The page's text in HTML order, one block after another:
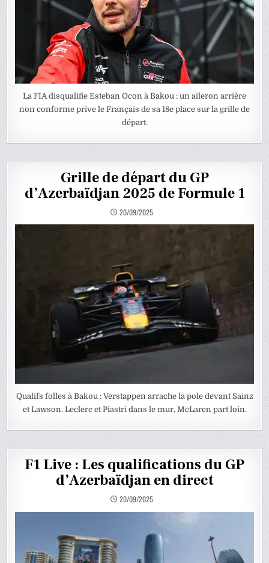
La FIA disqualifie Esteban Ocon à Bakou : un aileron arrière
non conforme prive le Français de sa 18e place sur la grille de
départ.
Grille de départ du GP
d’Azerbaïdjan 2025 de Formule 1
20/09/2025
Qualifs folles à Bakou : Verstappen arrache la pole devant Sainz
et Lawson. Leclerc et Piastri dans le mur, McLaren part loin.
F1 Live : Les qualifications du GP
d’Azerbaïdjan en direct
20/09/2025